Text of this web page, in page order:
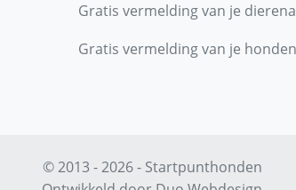
Gratis vermelding van je
Gratis vermelding van je
© 2013 - 2026 - Startpunthonden